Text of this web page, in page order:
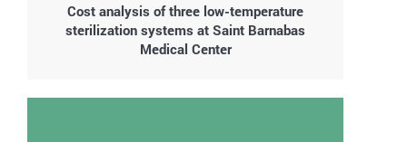
Cost analysis of three low-temperature
sterilization systems at Saint Barnabas
Medical Center